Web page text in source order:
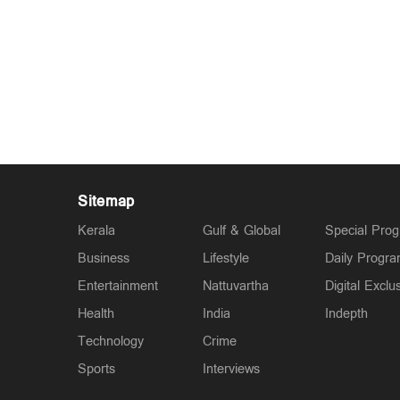
Sitemap
Kerala
Business
Entertainment
Health
Technology
Sports
Gulf & Global
Lifestyle
Nattuvartha
India
Crime
Interviews
Special
Daily
Digital
Indepth